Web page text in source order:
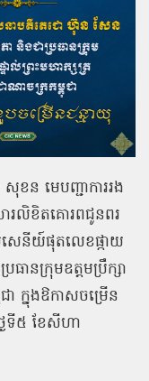
ន មេបញ្ជាការរង
សារលិខិតគោរពជូនពរ
សេនីយ៍ផុតលេខផ្កាយ
ានក្រុមឧត្តមប្រឹក្សា
ា ក្នុងឱកាសចម្រើន
ទី៥ ខែសីហា